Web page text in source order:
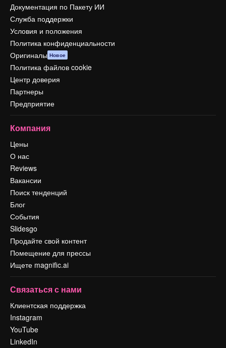
Документация по Пакету ИИ
Служба поддержки
Условия и положения
Политика конфиденциальности
Оригиналы Новое
Политика файлов cookie
Центр доверия
Партнеры
Предприятие
Компания
Цены
О нас
Reviews
Вакансии
Поиск тенденций
Блог
События
Slidesgo
Продайте свой контент
Помещение для прессы
Ищете magnific.ai
Связаться с нами
Клиентская поддержка
Instagram
YouTube
LinkedIn